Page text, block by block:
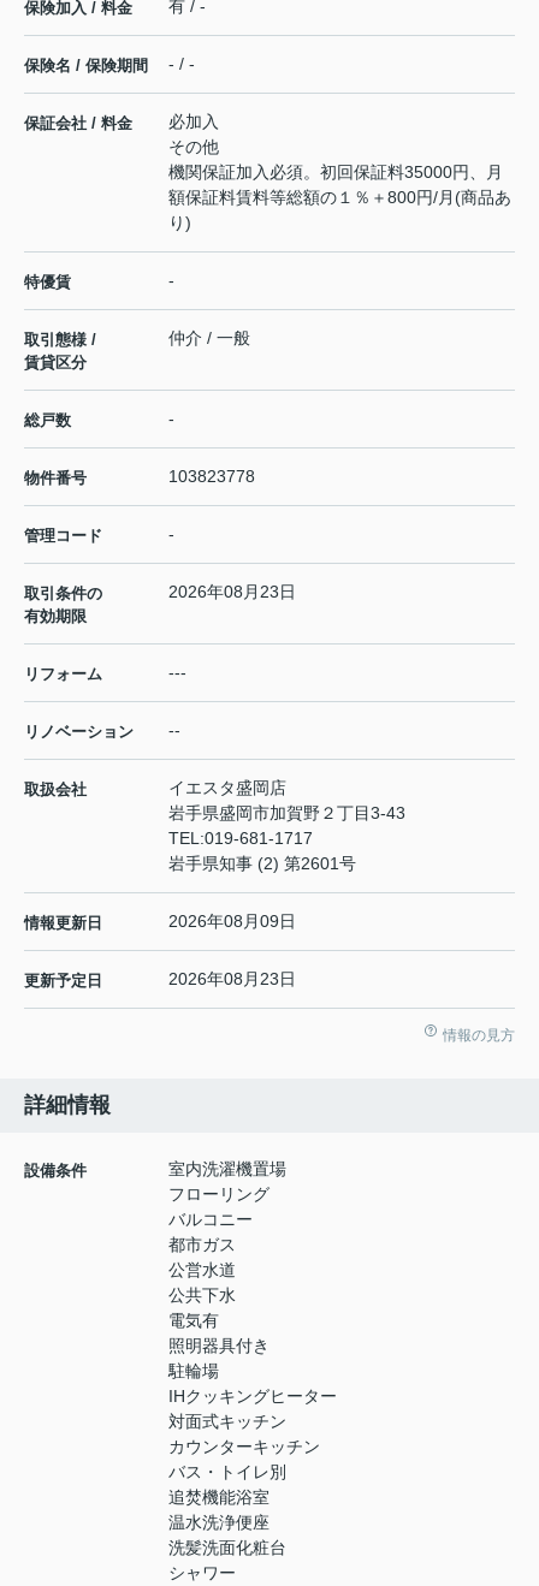
保険加入 / 料金 有 / -
保険名 / 保険期間 - / -
保証会社 / 料金
必加入
その他
機関保証加入必須。初回保証料35000円、月
額保証料賃料等総額の１％＋800円/月(商品あ
り)
特優賃 -
取引態様 /
賃貸区分
仲介 / 一般
総戸数 -
物件番号 103823778
管理コード -
取引条件の
有効期限
2026年08月23日
リフォーム ---
リノベーション --
取扱会社
イエスタ盛岡店
岩手県盛岡市加賀野２丁目3-43
TEL:019-681-1717
岩手県知事 (2) 第2601号
情報更新日 2026年08月09日
更新予定日 2026年08月23日
情報の見方
詳細情報
設備条件
室内洗濯機置場
フローリング
バルコニー
都市ガス
公営水道
公共下水
電気有
照明器具付き
駐輪場
IHクッキングヒーター
対面式キッチン
カウンターキッチン
バス・トイレ別
追焚機能浴室
温水洗浄便座
洗髪洗面化粧台
シャワー